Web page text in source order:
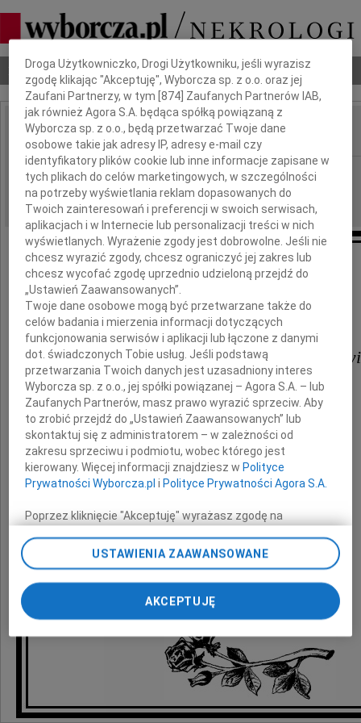
Nekrologi Odeszli Poradnik pogrzebowy
IMIĘ I NAZWISKO:
REGION: Gdańsk
DATA EMISJI: 25.03.2011
"Czasem cały świat oznacza mniej
niż jeden człowiek, którego brak..."
Wiesiowi, Jagodzie i Oskarowi
wyrazy głębokiego współczucia
z powodu śmierci
Żony i Mamy
składają
Beata i Mirek Baska z córkami
Dbamy o Twoją prywatność
Droga Użytkowniczko, Drogi Użytkowniku, jeśli wyrazisz
zgodę klikając "Akceptuję", Wyborcza sp. z o.o. oraz jej
Zaufani Partnerzy, w tym [874 ] Zaufanych Partnerów IAB,
jak również Agora S.A. będąca spółką powiązaną z
Wyborcza sp. z o.o., będą przetwarzać Twoje dane
osobowe takie jak adresy IP, adresy e-mail czy
identyfikatory plików cookie lub inne informacje zapisane w
tych plikach do celów marketingowych, w szczególności
na potrzeby wyświetlania reklam dopasowanych do
Twoich zainteresowań i preferencji w swoich serwisach,
aplikacjach i w Internecie lub personalizacji treści w nich
wyświetlanych. Wyrażenie zgody jest dobrowolne. Jeśli nie
chcesz wyrazić zgody, chcesz ograniczyć jej zakres lub
chcesz wycofać zgodę uprzednio udzieloną przejdź do
„Ustawień Zaawansowanych”.
Twoje dane osobowe mogą być przetwarzane także do
celów badania i mierzenia informacji dotyczących
funkcjonowania serwisów i aplikacji lub łączone z danymi
dot. świadczonych Tobie usług. Jeśli podstawą
przetwarzania Twoich danych jest uzasadniony interes
Wyborcza sp. z o.o., jej spółki powiązanej – Agora S.A. – lub
Zaufanych Partnerów, masz prawo wyrazić sprzeciw. Aby
to zrobić przejdź do „Ustawień Zaawansowanych” lub
skontaktuj się z administratorem – w zależności od
zakresu sprzeciwu i podmiotu, wobec którego jest
kierowany. Więcej informacji znajdziesz w Polityce
Prywatności Wyborcza.pl i Polityce Prywatności Agora S.A.
Poprzez kliknięcie "Akceptuję" wyrażasz zgodę na
Wyborczej sp. z o. o. jej Zaufanych Partnerów i Agora S.A.
na Twoim urządzeniu końcowym. Możesz też w każdej
chwili zmienić swoje preferencje dot. plików cookie,
ponownie wywołując narzędzie do zarządzania Twoimi
preferencjami dot. przetwarzania danych poprzez
przechodząc do sekcji „Ustawienia zaawansowane”.
Zmiana ustawień plików cookie możliwa jest także za
pomocą ustawień przeglądarki.
My, nasi Zaufani Partnerzy i Agora S.A. możemy
USTAWIENIA ZAAWANSOWANE
AKCEPTUJĘ